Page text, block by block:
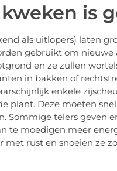
is
als uitlopers) laten
gebruikt om
en ze zullen
in bakken of
enkele
plant. Deze moeten
Sommige telers geven
te moedigen meer
rust en snoeien ze